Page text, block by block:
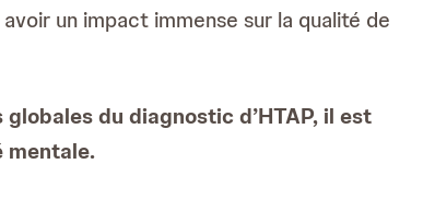
un impact immense sur la qualité de
du diagnostic d’HTAP, il est
mentale.